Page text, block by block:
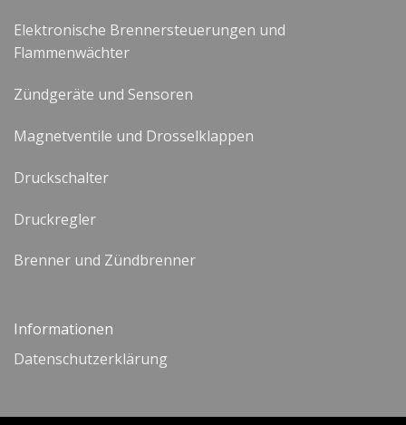
Elektronische Brennersteuerungen und
Flammenwächter
Zündgeräte und Sensoren
Magnetventile und Drosselklappen
Druckschalter
Druckregler
Brenner und Zündbrenner
Informationen
Datenschutzerklärung